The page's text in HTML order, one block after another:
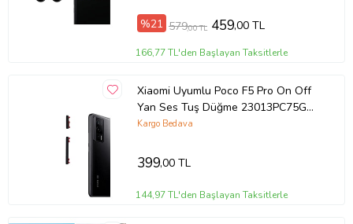
%21 579,00 TL 459,00 TL
166,77 TL'den Başlayan Taksitlerle
Xiaomi Uyumlu Poco F5 Pro On Off
Yan Ses Tuş Düğme 23013PC75G
(Siyah)
Kargo Bedava
399,00 TL
144,97 TL'den Başlayan Taksitlerle